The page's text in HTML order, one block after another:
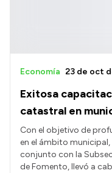
Exitosa
catastral en
Economía 23 de oct
Con el objetivo de
en el ámbito municipal,
conjunto con la
de Fomento, llevó a